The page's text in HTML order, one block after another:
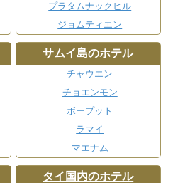
プラタムナックヒル
ジョムティエン
サムイ島のホテル
チャウエン
チョエンモン
ボープット
ラマイ
マエナム
タイ国内のホテル